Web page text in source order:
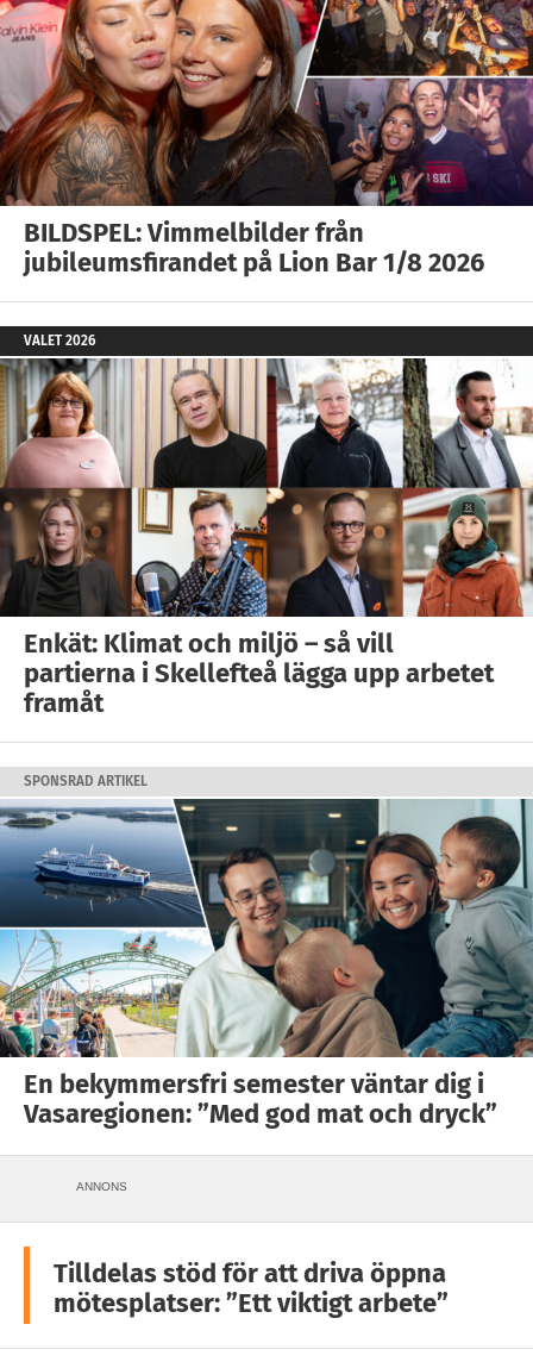
BILDSPEL: Vimmelbilder från
jubileumsfirandet på Lion Bar 1/8 2026
VALET 2026
Enkät: Klimat och miljö – så vill
partierna i Skellefteå lägga upp arbetet
framåt
SPONSRAD ARTIKEL
En bekymmersfri semester väntar dig i
Vasaregionen: ”Med god mat och dryck”
ANNONS
Tilldelas stöd för att driva öppna
mötesplatser: ”Ett viktigt arbete”